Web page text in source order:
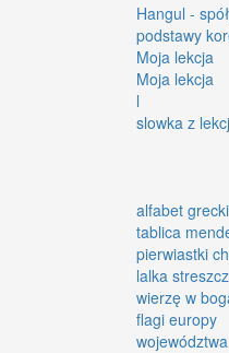
Hangul -
podstawy
Moja lekcja
Moja lekcja
l
slowka z
alfabet grecki
tablica
pierwiastki
lalka
wierzę w
flagi europy